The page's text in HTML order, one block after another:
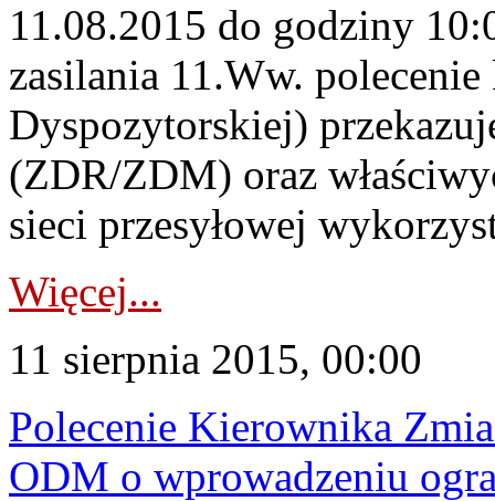
11.08.2015 do godziny
zasilania 11.Ww.
Dyspozytorskiej)
(ZDR/ZDM) oraz
sieci przesyłowej
Więcej...
11 sierpnia 2015, 00:00
Polecenie Kierownika
ODM o wprowadzeniu